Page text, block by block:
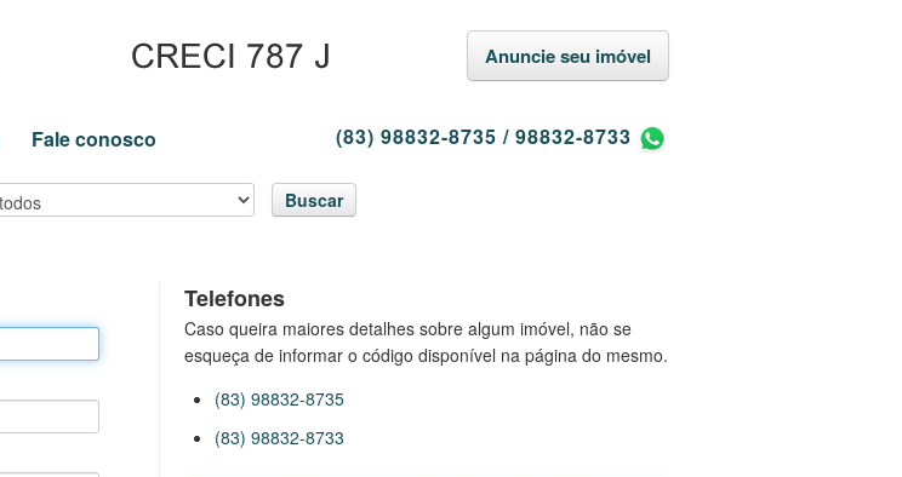
Anuncie seu imóvel
Fale conosco (83) 98832-8735 / 98832-8733
Buscar
Telefones
Caso queira maiores detalhes sobre algum imóvel, não se
esqueça de informar o código disponível na página do mesmo.
(83) 98832-8735
(83) 98832-8733